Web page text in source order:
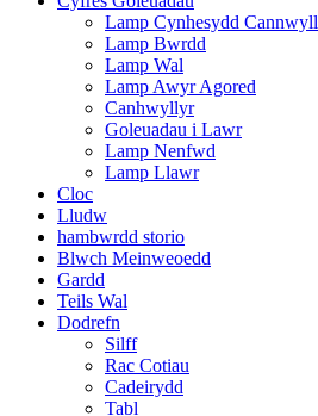
Lamp Cynhesydd Cannwyll
Lamp Bwrdd
Lamp Wal
Lamp Awyr Agored
Canhwyllyr
Goleuadau i Lawr
Lamp Nenfwd
Lamp Llawr
Cloc
Lludw
hambwrdd storio
Blwch Meinweoedd
Gardd
Teils Wal
Dodrefn
Silff
Rac Cotiau
Cadeirydd
Tabl